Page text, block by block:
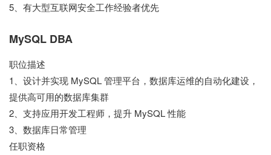
5、有大型互联网安全工作经验者优先
MySQL DBA
职位描述
1、设计并实现 MySQL 管理平台，数据库运维的自动化建设，
提供高可用的数据库集群
2、支持应用开发工程师，提升 MySQL 性能
3、数据库日常管理
任职资格